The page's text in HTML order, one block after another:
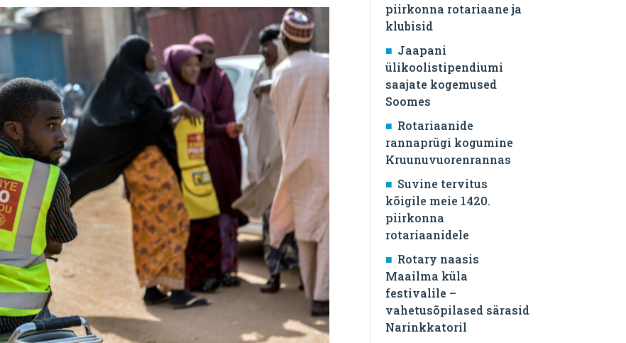
piirkonna rotariaane ja
klubisid
Jaapani
ülikoolistipendiumi
saajate kogemused
Soomes
Rotariaanide
rannaprügi kogumine
Kruunuvuorenrannas
Suvine tervitus
kõigile meie 1420.
piirkonna
rotariaanidele
Rotary naasis
Maailma küla
festivalile –
vahetusõpilased särasid
Narinkkatoril